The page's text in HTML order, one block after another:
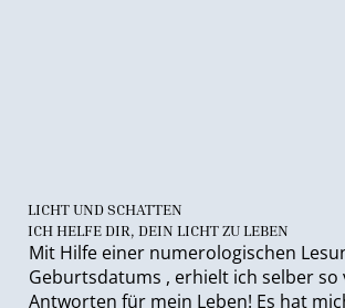
LICHT UND SCHATTEN
ICH HELFE DIR, DEIN LICHT ZU LEBEN
Mit Hilfe einer numerologischen
Geburtsdatums , erhielt ich selber so
Antworten für mein Leben! Es hat